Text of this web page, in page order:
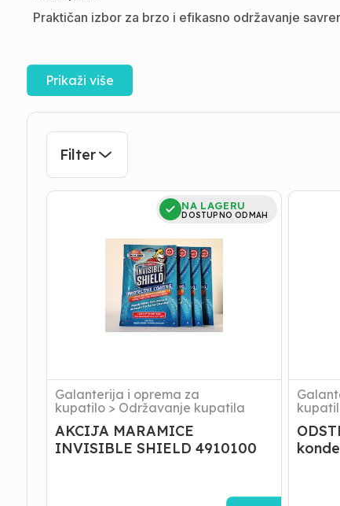
Praktičan izbor za brzo i efikasno održavanje
Prikaži više
Filter
AKCIJA
NA LAGERU
DOSTUPNO ODMAH
Galanterija i oprema za
kupatilo > Održavanje kupatila
AKCIJA MARAMICE
INVISIBLE SHIELD 4910100